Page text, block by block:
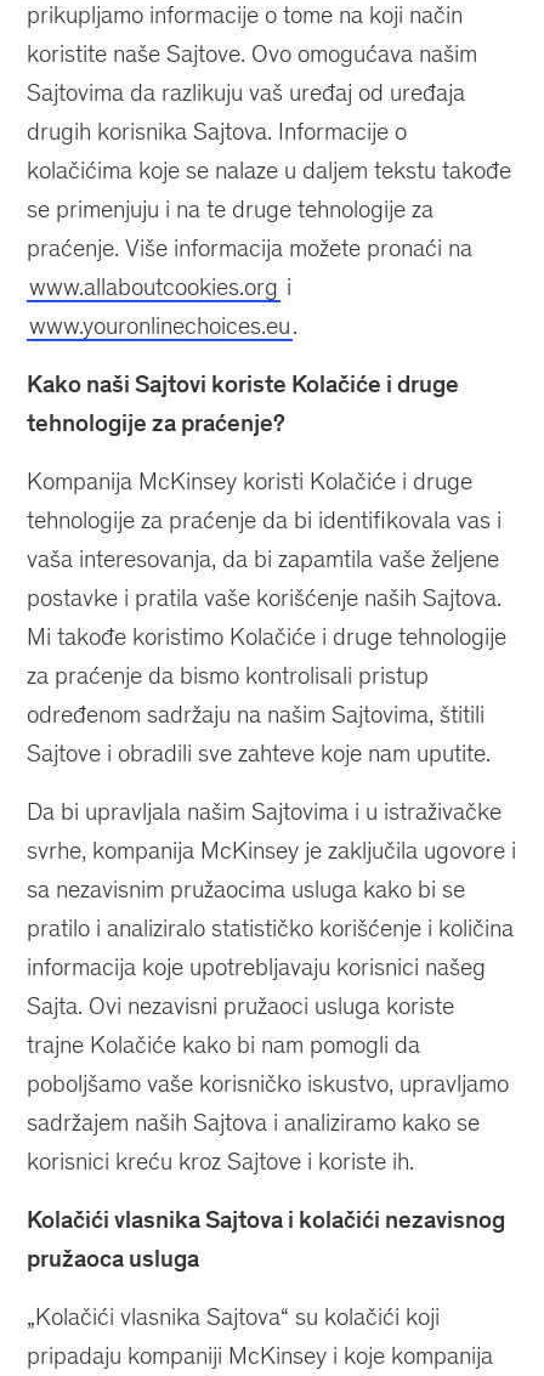
prikupljamo informacije o tome na koji način
koristite naše Sajtove. Ovo omogućava našim
Sajtovima da razlikuju vaš uređaj od uređaja
drugih korisnika Sajtova. Informacije o
kolačićima koje se nalaze u daljem tekstu takođe
se primenjuju i na te druge tehnologije za
praćenje. Više informacija možete pronaći na
www.allaboutcookies.org i
www.youronlinechoices.eu.
Kako naši Sajtovi koriste Kolačiće i druge
tehnologije za praćenje?
Kompanija McKinsey koristi Kolačiće i druge
tehnologije za praćenje da bi identifikovala vas i
vaša interesovanja, da bi zapamtila vaše željene
postavke i pratila vaše korišćenje naših Sajtova.
Mi takođe koristimo Kolačiće i druge tehnologije
za praćenje da bismo kontrolisali pristup
određenom sadržaju na našim Sajtovima, štitili
Sajtove i obradili sve zahteve koje nam uputite.
Da bi upravljala našim Sajtovima i u istraživačke
svrhe, kompanija McKinsey je zaključila ugovore i
sa nezavisnim pružaocima usluga kako bi se
pratilo i analiziralo statističko korišćenje i količina
informacija koje upotrebljavaju korisnici našeg
Sajta. Ovi nezavisni pružaoci usluga koriste
trajne Kolačiće kako bi nam pomogli da
poboljšamo vaše korisničko iskustvo, upravljamo
sadržajem naših Sajtova i analiziramo kako se
korisnici kreću kroz Sajtove i koriste ih.
Kolačići vlasnika Sajtova i kolačići nezavisnog
pružaoca usluga
„Kolačići vlasnika Sajtova“ su kolačići koji
pripadaju kompaniji McKinsey i koje kompanija